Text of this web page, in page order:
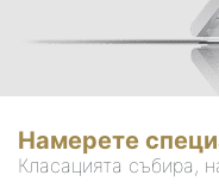
Намерете
Класацията събира,